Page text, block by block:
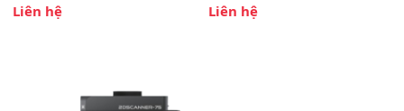
hỗ trợ tản nhiệt tăng cường và đã
liệu để tăng chỉ số ROI cho doanh
Liên hệ
này cho phép bất kỳ ai cũng có
Liên hệ